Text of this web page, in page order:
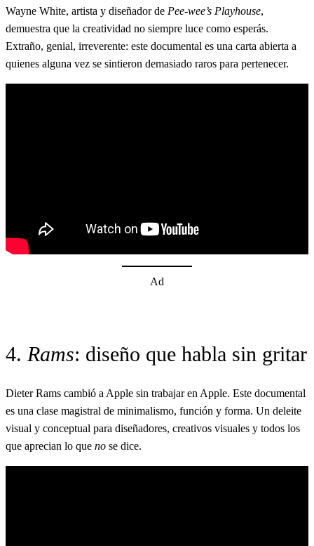
Wayne White, artista y diseñador de Pee-wee’s Playhouse,
demuestra que la creatividad no siempre luce como esperás.
Extraño, genial, irreverente: este documental es una carta abierta a
quienes alguna vez se sintieron demasiado raros para pertenecer.
Ad
4. Rams: diseño que habla sin gritar
Dieter Rams cambió a Apple sin trabajar en Apple. Este documental
es una clase magistral de minimalismo, función y forma. Un deleite
visual y conceptual para diseñadores, creativos visuales y todos los
que aprecian lo que no se dice.